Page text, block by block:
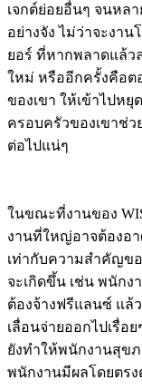
เจกต์ย่อยอื่นๆ จนหล
อย่างจัง ไม่ว่าจะงา
ยอร์ ที่หากพลาดแล้
ใหม่ หรืออีกครั้งคือต
ของเขา ให้เข้าไปห
ครอบครัวของเขาช่
ต่อไปแน่ๆ
ในขณะที่งานของ
งานที่ใหญ่อาจต้องอ
เท่ากับความสำคัญข
จะเกิดขึ้น เช่น พนักง
ต้องจ้างฟรีแลนซ์ แล้
เลื่อนจ่ายออกไปเรื่อ
ยังทำให้พนักงานสุข
พนักงานมีผลโดยตร